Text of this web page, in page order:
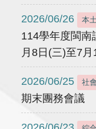
2026/06/26 本
114學年度閩南
月8日(三)至7
2026/06/25 社
期末團務會議